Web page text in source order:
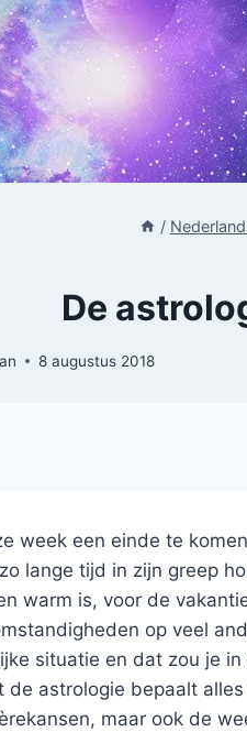
/
De
8 augustus 2018
week een einde te
lange tijd in zijn greep
warm is, voor de
op veel
situatie en dat zou je
de astrologie bepaalt
maar ook de